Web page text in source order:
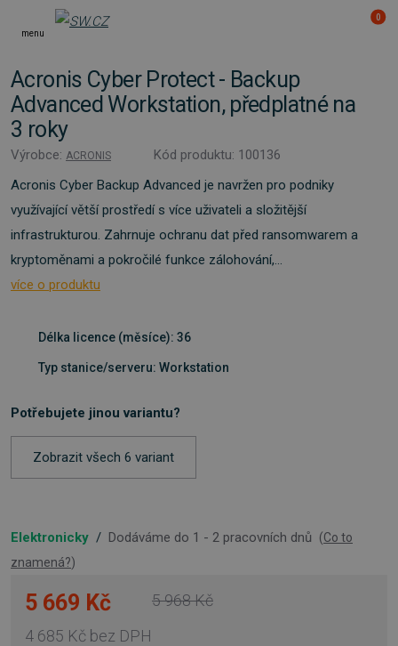
menu
0
Acronis Cyber Protect - Backup
Advanced Workstation, předplatné na
3 roky
Výrobce: ACRONIS
Kód produktu: 100136
Acronis Cyber ​​Backup Advanced je navržen pro podniky
využívající větší prostředí s více uživateli a složitější
infrastrukturou. Zahrnuje ochranu dat před ransomwarem a
kryptoměnami a pokročilé funkce zálohování,...
více o produktu
Délka licence (měsíce): 36
Typ stanice/serveru: Workstation
Potřebujete jinou variantu?
Zobrazit všech 6 variant
Elektronicky / Dodáváme do 1 - 2 pracovních dnů (Co to
znamená?)
5 669 Kč
4 685 Kč bez DPH
5 968 Kč